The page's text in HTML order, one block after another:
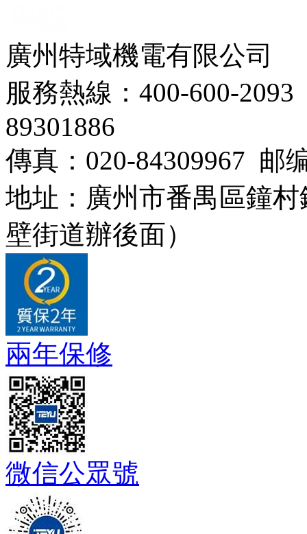
廣州特域機電有限公司
服務熱線：400-600-
89301886
傳真：020-84309967 邮
地址：廣州市番禺區鐘
壁街道辦後面）
兩年保修
微信公眾號